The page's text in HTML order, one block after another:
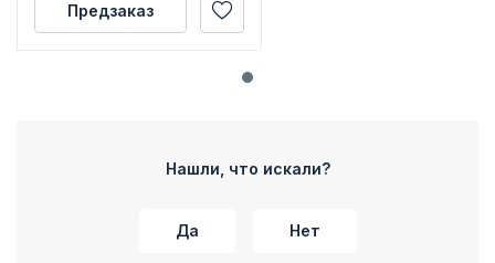
Предзаказ
Нашли, что искали?
Да Нет